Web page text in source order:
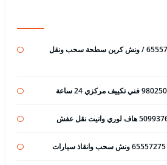
ونش ابو حليفة رقم / 65557275 / ونش كرين سطحة سحب ونقل